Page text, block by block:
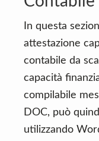
In questa
attestazione
contabile da
capacità
compilabile
DOC, può
utilizzando